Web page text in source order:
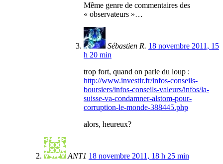
Même genre de commentaires des
« observateurs »…
Sébastien R. 18 novembre 2011, 15
h 20 min
trop fort, quand on parle du loup :
http://www.investir.fr/infos-conseils-
boursiers/infos-conseils-valeurs/infos/la-
suisse-va-condamner-alstom-pour-
corruption-le-monde-388445.php
alors, heureux?
ANT1 18 novembre 2011, 18 h 25 min